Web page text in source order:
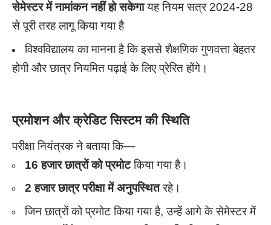
सेमेस्टर में नामांकन नहीं हो सकेगायह नियम सत्र 2024-28
से पूरी तरह लागू किया गया है
विश्वविद्यालय का मानना है कि इससे शैक्षणिक गुणवत्ता बेहतर
होगी और छात्र नियमित पढ़ाई के लिए प्रेरित होंगे।
प्रमोशन और क्रेडिट सिस्टम की स्थिति
परीक्षा नियंत्रक ने बताया कि—
16 हजार छात्रों को प्रमोटकिया गया है।
2 हजार छात्र परीक्षा में अनुपस्थितरहे।
जिन छात्रों को प्रमोट किया गया है, उन्हें आगे के सेमेस्टर में